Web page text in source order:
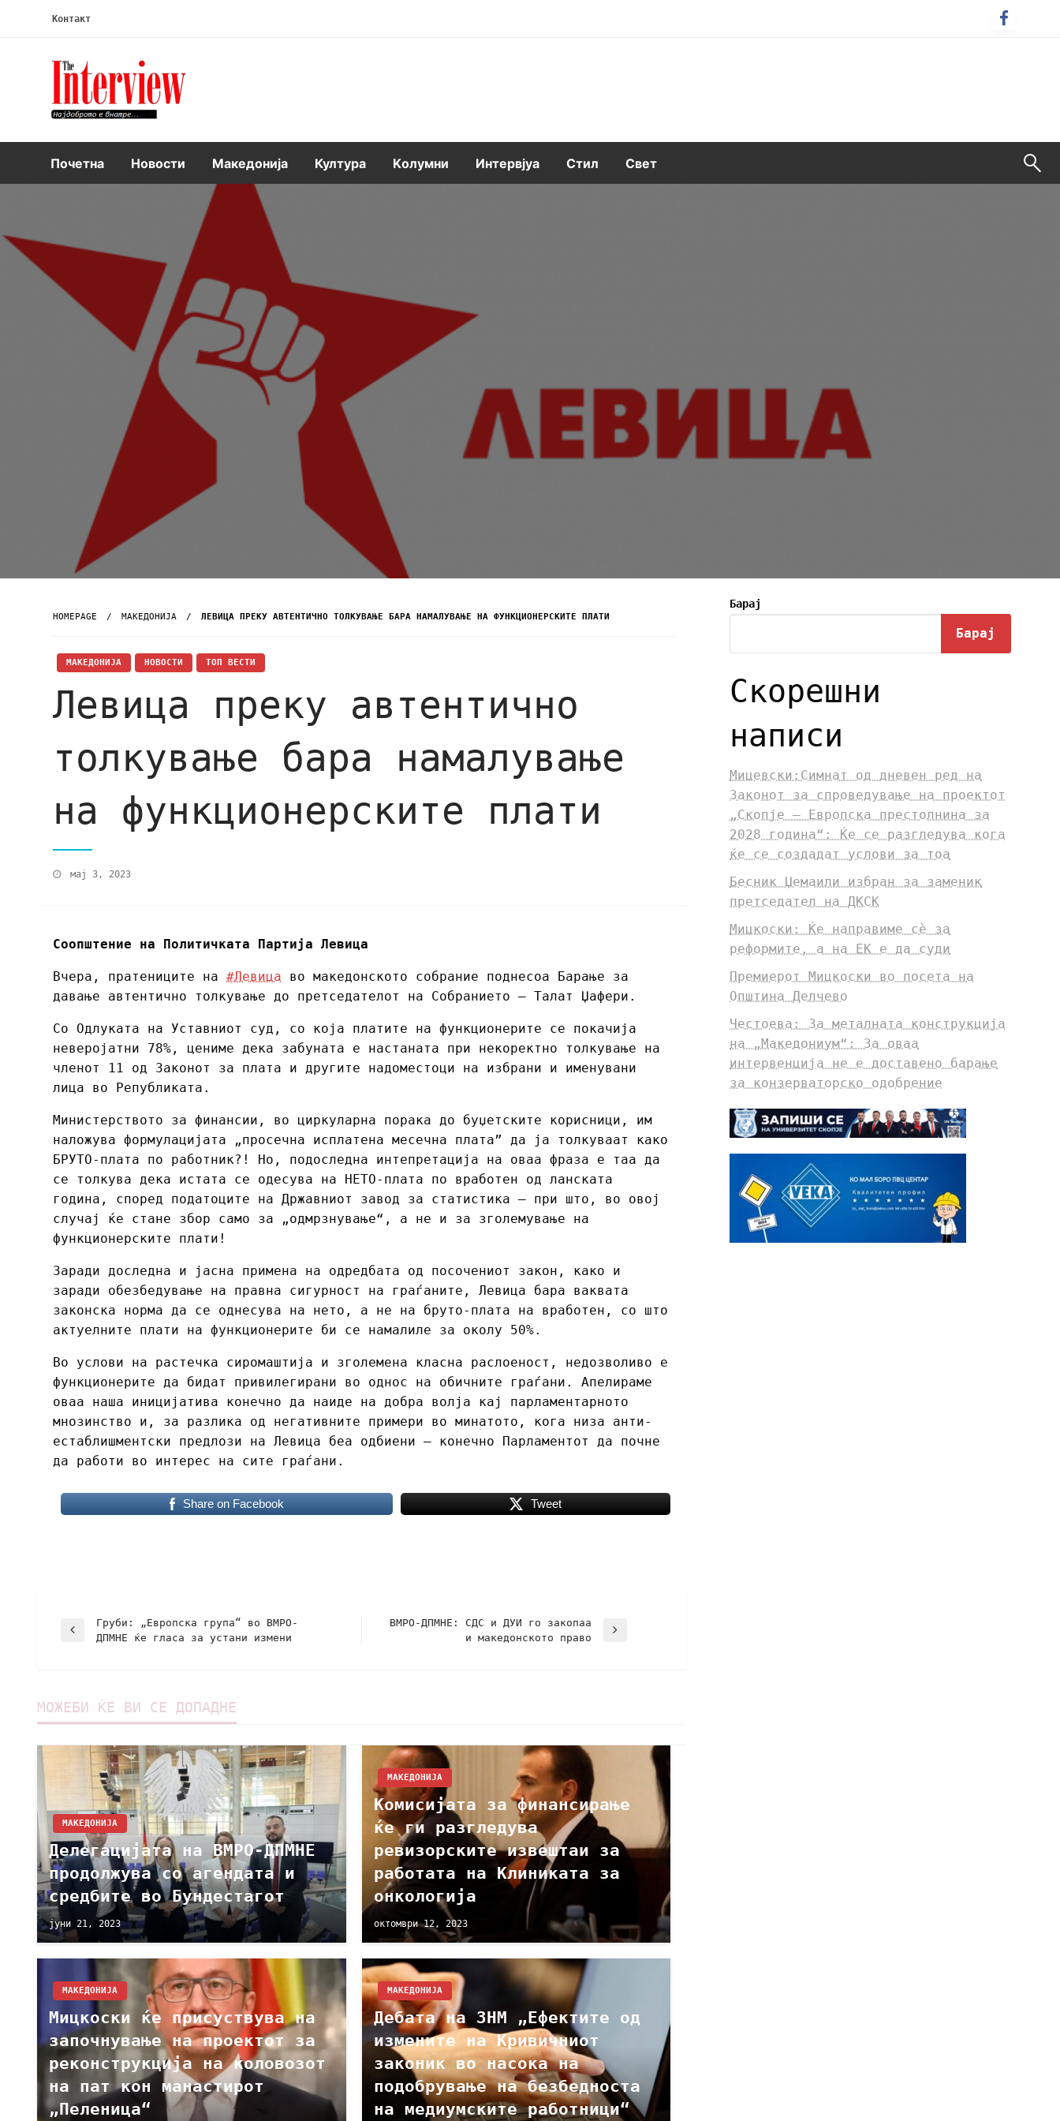
Контакт
Интервју
Почетна Новости Македонија Култура Kолумни Интервјуа Стил Свет
HOMEPAGE МАКЕДОНИЈА ЛЕВИЦА ПРЕКУ АВТЕНТИЧНО ТОЛКУВАЊЕ БАРА НАМАЛУВАЊЕ НА ФУНКЦИОНЕРСКИТЕ ПЛАТИ
МАКЕДОНИЈА НОВОСТИ ТОП ВЕСТИ
Левица преку автентично
толкување бара намалување
на функционерските плати
мај 3, 2023
Соопштение на Политичката Партија Левица
Вчера, пратениците на #Левица во македонското собрание поднесоа Барање за
давање автентично толкување до претседателот на Собранието – Талат Џафери.
Со Одлуката на Уставниот суд, со која платите на функционерите се покачија
неверојатни 78%, цениме дека забуната е настаната при некоректно толкување на
членот 11 од Законот за плата и другите надоместоци на избрани и именувани
лица во Републиката.
Министерството за финансии, во циркуларна порака до буџетските корисници, им
наложува формулацијата „просечна исплатена месечна плата” да ја толкуваат како
БРУТО-плата по работник?! Но, подоследна интепретација на оваа фраза е таа да
се толкува дека истата се одесува на НЕТО-плата по вработен од ланската
година, според податоците на Државниот завод за статистика – при што, во овој
случај ќе стане збор само за „одмрзнување“, а не и за зголемување на
функционерските плати!
Заради доследна и јасна примена на одредбата од посочениот закон, како и
заради обезбедување на правна сигурност на граѓаните, Левица бара ваквата
законска норма да се однесува на нето, а не на бруто-плата на вработен, со што
актуелните плати на функционерите би се намалиле за околу 50%.
Во услови на растечка сиромаштија и зголемена класна раслоеност, недозволиво е
функционерите да бидат привилегирани во однос на обичните граѓани. Апелираме
оваа наша иницијатива конечно да наиде на добра волја кај парламентарното
мнозинство и, за разлика од негативните примери во минатото, кога низа анти-
естаблишментски предлози на Левица беа одбиени – конечно Парламентот да почне
да работи во интерес на сите граѓани.
Share on Facebook Tweet
Груби: „Европска група“ во ВМРО-
ДПМНЕ ќе гласа за устани измени
ВМРО-ДПМНЕ: СДС и ДУИ го закопаа
и македонското право
МОЖЕБИ ЌЕ ВИ СЕ ДОПАДНЕ
МАКЕДОНИЈА
Делегацијата на ВМРО-ДПМНЕ
продолжува со агендата и
средбите во Бундестагот
јуни 21, 2023
МАКЕДОНИЈА
Комисијата за финансирање
ќе ги разгледува
ревизорските извештаи за
работата на Клиниката за
онкологија
октомври 12, 2023
МАКЕДОНИЈА
Мицкоски ќе присуствува на
започнување на проектот за
реконструкција на коловозот
на пат кон манастирот
„Пеленица“
МАКЕДОНИЈА
Дебата на ЗНМ „Ефектите од
измените на Кривичниот
законик во насока на
подобрување на безбедноста
на медиумските работници“
Барај
Барај
Скорешни
написи
Мицевски:Симнат од дневен ред на
Законот за спроведување на проектот
„Скопје – Европска престолнина за
2028 година“: Ќе се разгледува кога
ќе се создадат услови за тоа
Бесник Џемаили избран за заменик
претседател на ДКСК
Мицкоски: Ќе направиме сè за
реформите, а на ЕК е да суди
Премиерот Мицкоски во посета на
Општина Делчево
Честоева: За металната конструкција
на „Македониум“: За оваа
интервенција не е доставено барање
за конзерваторско одобрение